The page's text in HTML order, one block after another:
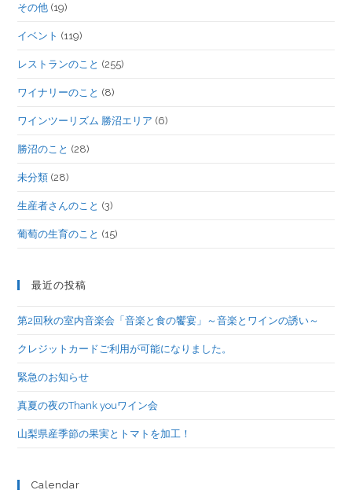
その他 (19)
イベント (119)
レストランのこと (255)
ワイナリーのこと (8)
ワインツーリズム 勝沼エリア (6)
勝沼のこと (28)
未分類 (28)
生産者さんのこと (3)
葡萄の生育のこと (15)
最近の投稿
第2回秋の室内音楽会「音楽と食の饗宴」～音楽とワインの誘い～
クレジットカードご利用が可能になりました。
緊急のお知らせ
真夏の夜のThank youワイン会
山梨県産季節の果実とトマトを加工！
Calendar